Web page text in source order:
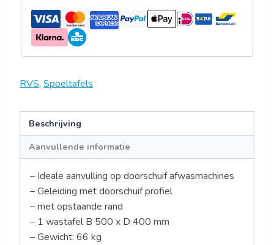
RVS, Spoeltafels
Beschrijving
Aanvullende informatie
– Ideale aanvulling op doorschuif afwasmachines
– Geleiding met doorschuif profiel
– met opstaande rand
– 1 wastafel B 500 x D 400 mm
– Gewicht: 66 kg